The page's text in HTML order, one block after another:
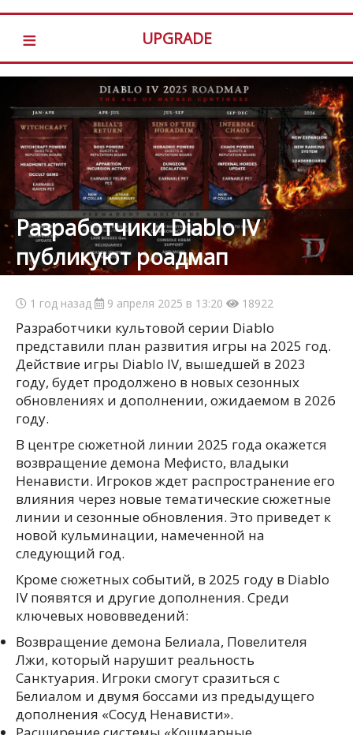
≡ UPGRADE
Разработчики Diablo IV
публикуют роадмап
1 год назад 9 апреля 2025 в 13:20 18922
Разработчики культовой серии Diablo
представили план развития игры на 2025 год.
Действие игры Diablo IV, вышедшей в 2023
году, будет продолжено в новых сезонных
обновлениях и дополнении, ожидаемом в 2026
году.
В центре сюжетной линии 2025 года окажется
возвращение демона Мефисто, владыки
Ненависти. Игроков ждет распространение его
влияния через новые тематические сюжетные
линии и сезонные обновления. Это приведет к
новой кульминации, намеченной на
следующий год.
Кроме сюжетных событий, в 2025 году в Diablo
IV появятся и другие дополнения. Среди
ключевых нововведений:
Возвращение демона Белиала, Повелителя
Лжи, который нарушит реальность
Санктуария. Игроки смогут сразиться с
Белиалом и двумя боссами из предыдущего
дополнения «Сосуд Ненависти».